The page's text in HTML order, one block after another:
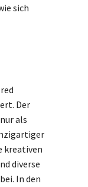
sich
Der
als
kreativen
diverse
In den